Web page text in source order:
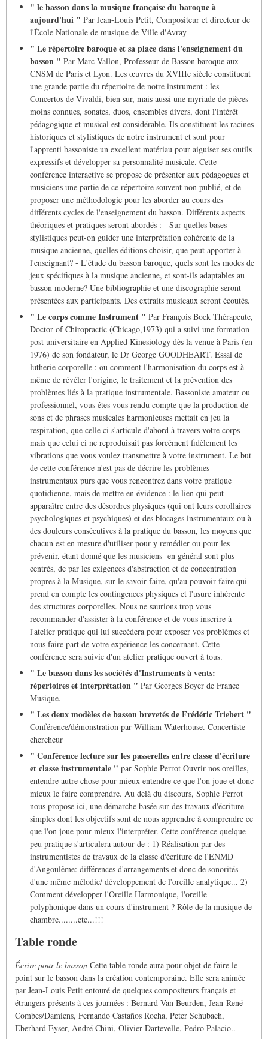
" le basson dans la musique française du baroque à
aujourd'hui " Par Jean-Louis Petit, Compositeur et directeur de
l'École Nationale de musique de Ville d'Avray
" Le répertoire baroque et sa place dans l'enseignement du
basson " Par Marc Vallon, Professeur de Basson baroque aux
CNSM de Paris et Lyon. Les œuvres du XVIIIe siècle constituent
une grande partie du répertoire de notre instrument : les
Concertos de Vivaldi, bien sur, mais aussi une myriade de pièces
moins connues, sonates, duos, ensembles divers, dont l'intérêt
pédagogique et musical est considérable. Ils constituent les racines
historiques et stylistiques de notre instrument et sont pour
l'apprenti bassoniste un excellent matériau pour aiguiser ses outils
expressifs et développer sa personnalité musicale. Cette
conférence interactive se propose de présenter aux pédagogues et
musiciens une partie de ce répertoire souvent non publié, et de
proposer une méthodologie pour les aborder au cours des
différents cycles de l'enseignement du basson. Différents aspects
théoriques et pratiques seront abordés : - Sur quelles bases
stylistiques peut-on guider une interprétation cohérente de la
musique ancienne, quelles éditions choisir, que peut apporter à
l'enseignant? - L'étude du basson baroque, quels sont les modes de
jeux spécifiques à la musique ancienne, et sont-ils adaptables au
basson moderne? Une bibliographie et une discographie seront
présentées aux participants. Des extraits musicaux seront écoutés.
" Le corps comme Instrument " Par François Bock Thérapeute,
Doctor of Chiropractic (Chicago,1973) qui a suivi une formation
post universitaire en Applied Kinesiology dès la venue à Paris (en
1976) de son fondateur, le Dr George GOODHEART. Essai de
lutherie corporelle : ou comment l'harmonisation du corps est à
même de révéler l'origine, le traitement et la prévention des
problèmes liés à la pratique instrumentale. Bassoniste amateur ou
professionnel, vous êtes vous rendu compte que la production de
sons et de phrases musicales harmonieuses mettait en jeu la
respiration, que celle ci s'articule d'abord à travers votre corps
mais que celui ci ne reproduisait pas forcément fidèlement les
vibrations que vous voulez transmettre à votre instrument. Le but
de cette conférence n'est pas de décrire les problèmes
instrumentaux purs que vous rencontrez dans votre pratique
quotidienne, mais de mettre en évidence : le lien qui peut
apparaître entre des désordres physiques (qui ont leurs corollaires
psychologiques et psychiques) et des blocages instrumentaux ou à
des douleurs consécutives à la pratique du basson, les moyens que
chacun est en mesure d'utiliser pour y remédier ou pour les
prévenir, étant donné que les musiciens- en général sont plus
centrés, de par les exigences d'abstraction et de concentration
propres à la Musique, sur le savoir faire, qu'au pouvoir faire qui
prend en compte les contingences physiques et l'usure inhérente
des structures corporelles. Nous ne saurions trop vous
recommander d'assister à la conférence et de vous inscrire à
l'atelier pratique qui lui succédera pour exposer vos problèmes et
nous faire part de votre expérience les concernant. Cette
conférence sera suivie d'un atelier pratique ouvert à tous.
" Le basson dans les sociétés d'Instruments à vents:
répertoires et interprétation " Par Georges Boyer de France
Musique.
" Les deux modèles de basson brevetés de Frédéric Triebert "
Conférence/démonstration par William Waterhouse. Concertiste-
chercheur
" Conférence lecture sur les passerelles entre classe d'écriture
et classe instrumentale " par Sophie Perrot Ouvrir nos oreilles,
entendre autre chose pour mieux entendre ce que l'on joue et donc
mieux le faire comprendre. Au delà du discours, Sophie Perrot
nous propose ici, une démarche basée sur des travaux d'écriture
simples dont les objectifs sont de nous apprendre à comprendre ce
que l'on joue pour mieux l'interpréter. Cette conférence quelque
peu pratique s'articulera autour de : 1) Réalisation par des
instrumentistes de travaux de la classe d'écriture de l'ENMD
d'Angoulême: différences d'arrangements et donc de sonorités
d'une même mélodie/ développement de l'oreille analytique... 2)
Comment développer l'Oreille Harmonique, l'oreille
polyphonique dans un cours d'instrument ? Rôle de la musique de
chambre........etc...!!!
Table ronde
Écrire pour le basson Cette table ronde aura pour objet de faire le
point sur le basson dans la création contemporaine. Elle sera animée
par Jean-Louis Petit entouré de quelques compositeurs français et
étrangers présents à ces journées : Bernard Van Beurden, Jean-René
Combes/Damiens, Fernando Castaños Rocha, Peter Schubach,
Eberhard Eyser, André Chini, Olivier Dartevelle, Pedro Palacio..